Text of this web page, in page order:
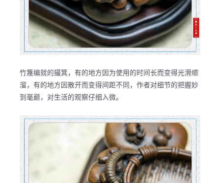
竹篾编就的撮箕，有的地方因为使用的时间长而变得光滑顺
溜，有的地方因散开而变得间距不同，作者对细节的把握妙
到毫巅，对生活的观察仔细入微。